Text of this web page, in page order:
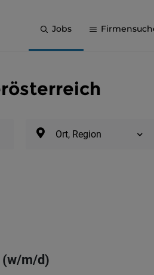
Jobs
Ort, Region
(w/m/d)